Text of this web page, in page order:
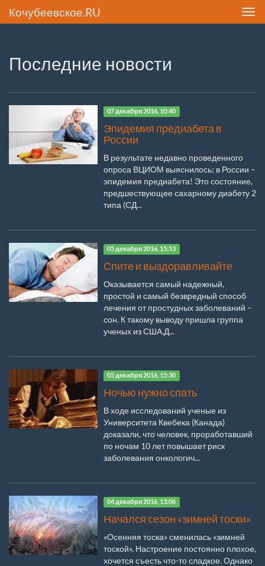
Кочубеевское.RU
Последние новости
07 декабря 2016, 10:40
Эпидемия предиабета в
России
В результате недавно проведенного
опроса ВЦИОМ выяснилось: в России –
эпидемия предиабета! Это состояние,
предшествующее сахарному диабету 2
типа (СД...
05 декабря 2016, 15:53
Спите и выздоравливайте
Оказывается самый надежный,
простой и самый безвредный способ
лечения от простудных заболеваний –
сон. К такому выводу пришла группа
ученых из США.Д...
05 декабря 2016, 15:30
Ночью нужно спать
В ходе исследований ученые из
Университета Квебека (Канада)
доказали, что человек, проработавший
по ночам 10 лет повышает риск
заболевания онкологич...
04 декабря 2016, 13:06
Начался сезон «зимней тоски»
«Осенняя тоска» сменилась «зимней
тоской». Настроение постоянно плохое,
хочется съесть что-то сладкое. Однако